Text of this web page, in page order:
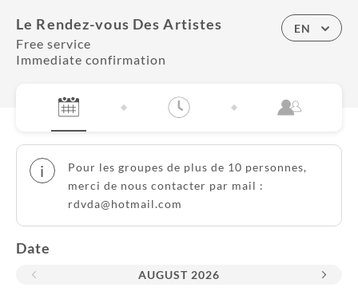
Le Rendez-vous Des Artistes
Free service
Immediate confirmation
EN
i
Pour les groupes de plus de 10 personnes,
merci de nous contacter par mail :
rdvda@hotmail.com
Date
AUGUST 2026